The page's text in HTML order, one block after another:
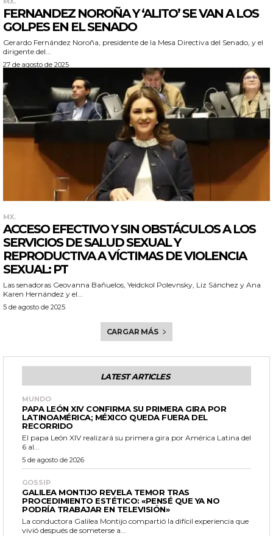
FERNANDEZ NOROÑA Y ‘ALITO’ SE VAN A LOS
GOLPES EN EL SENADO
Gerardo Fernández Noroña, presidente de la Mesa Directiva del Senado, y el
dirigente del...
27 de agosto de 2025
MX.
ACCESO EFECTIVO Y SIN OBSTÁCULOS A LOS
SERVICIOS DE SALUD SEXUAL Y
REPRODUCTIVA A VÍCTIMAS DE VIOLENCIA
SEXUAL: PT
Las senadoras Geovanna Bañuelos, Yeidckol Polevnsky, Liz Sánchez y Ana
Karen Hernández y el...
5 de agosto de 2025
CARGAR MÁS
LATEST ARTICLES
MUNDO
PAPA LEÓN XIV CONFIRMA SU PRIMERA GIRA POR
LATINOAMÉRICA; MÉXICO QUEDA FUERA DEL
RECORRIDO
El papa León XIV realizará su primera gira por América Latina del
6 al...
5 de agosto de 2026
GOSSIP
GALILEA MONTIJO REVELA TEMOR TRAS
PROCEDIMIENTO ESTÉTICO: «PENSÉ QUE YA NO
PODRÍA TRABAJAR EN TELEVISIÓN»
La conductora Galilea Montijo compartió la difícil experiencia que
vivió después de someterse a...